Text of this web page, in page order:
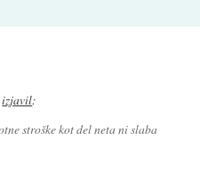
izjavil:
stroške kot del neta ni slaba